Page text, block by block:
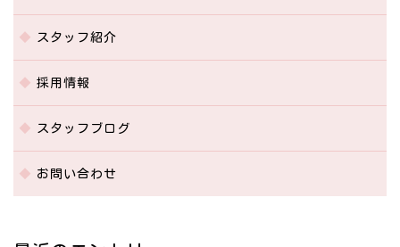
スタッフ紹介
採用情報
スタッフブログ
お問い合わせ